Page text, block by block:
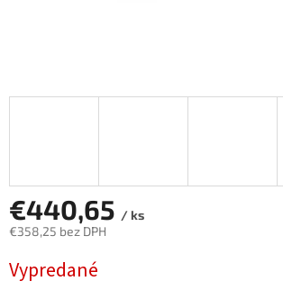
€440,65 / ks
€358,25 bez DPH
cena:
Vypredané